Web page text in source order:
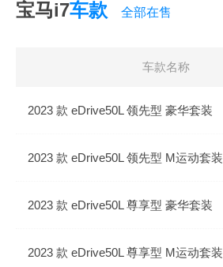
宝马i7车款 全部在售
车款名称
2023 款 eDrive50L 领先型 豪华套装
2023 款 eDrive50L 领先型 M运动套装
2023 款 eDrive50L 尊享型 豪华套装
2023 款 eDrive50L 尊享型 M运动套装